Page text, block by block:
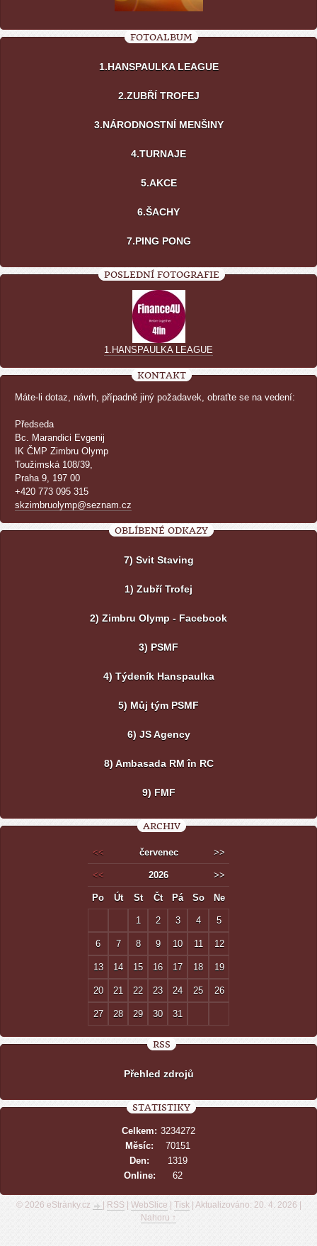
FOTOALBUM
1.HANSPAULKA LEAGUE
2.ZUBŘÍ TROFEJ
3.NÁRODNOSTNÍ MENŠINY
4.TURNAJE
5.AKCE
6.ŠACHY
7.PING PONG
POSLEDNÍ FOTOGRAFIE
1.HANSPAULKA LEAGUE
KONTAKT
Máte-li dotaz, návrh, případně jiný požadavek, obraťte se na vedení:
Předseda
Bc. Marandici Evgenij
IK ČMP Zimbru Olymp
Toužimská 108/39,
Praha 9, 197 00
+420 773 095 315
skzimbruolymp@seznam.cz
OBLÍBENÉ ODKAZY
7) Svit Staving
1) Zubří Trofej
2) Zimbru Olymp - Facebook
3) PSMF
4) Týdeník Hanspaulka
5) Můj tým PSMF
6) JS Agency
8) Ambasada RM în RC
9) FMF
ARCHIV
<< červenec >>
<< 2026 >>
Po Út St Čt Pá So Ne
1 2 3 4 5
6 7 8 9 10 11 12
13 14 15 16 17 18 19
20 21 22 23 24 25 26
27 28 29 30 31
RSS
Přehled zdrojů
STATISTIKY
Online: 62
Celkem: 3234272
Měsíc:
70151
Den:
1319
© 2026 eStránky.cz RSS WebSlice Tisk| Aktualizováno: 20. 4. 2026
Nahoru ↑